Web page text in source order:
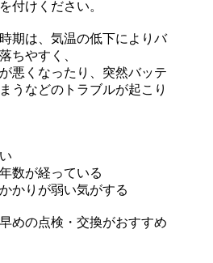
付けください。
期は、気温の低下によりバ
ちやすく、
悪くなったり、突然バッテ
うなどのトラブルが起こり
数が経っている
かりが弱い気がする
めの点検・交換がおすすめ